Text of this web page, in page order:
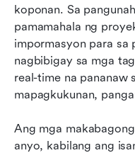
koponan. Sa
pamamahala ng
impormasyon para sa
nagbibigay sa mga
real-time na pananaw
mapagkukunan,
Ang mga
anyo, kabilang ang